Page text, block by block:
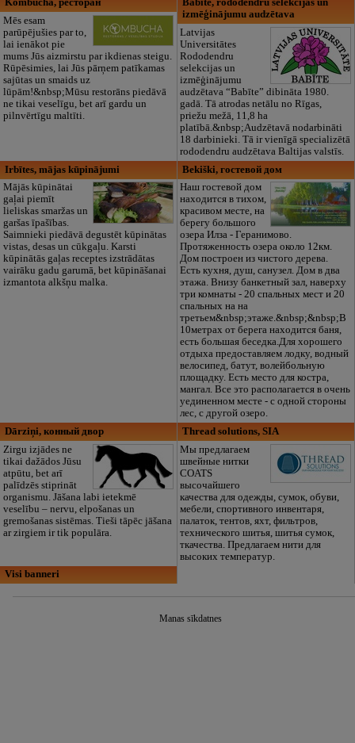
Kombucha, ресторан
Mēs esam
parūpējušies par to,
lai ienākot pie
mums Jūs aizmirstu par ikdienas steigu.
Rūpēsimies, lai Jūs pārņem patīkamas
sajūtas un smaids uz
lūpām!&nbsp;Mūsu restorāns piedāvā
ne tikai veselīgu, bet arī gardu un
pilnvērtīgu maltīti.
Babīte, rododendru selekcijas un
izmēģinājumu audzētava
Latvijas
Universitātes
Rododendru
selekcijas un
izmēģinājumu
audzētava “Babīte” dibināta 1980.
gadā. Tā atrodas netālu no Rīgas,
priežu mežā, 11,8 ha
platībā.&nbsp;Audzētavā nodarbināti
18 darbinieki. Tā ir vienīgā specializētā
rododendru audzētava Baltijas valstīs.
Irbītes, mājas kūpinājumi
Mājās kūpinātai
gaļai piemīt
lieliskas smaržas un
garšas īpašības.
Saimnieki piedāvā degustēt kūpinātas
vistas, desas un cūkgaļu. Karsti
kūpinātās gaļas receptes izstrādātas
vairāku gadu garumā, bet kūpināšanai
izmantota alkšņu malka.
Bekiški, гостевой дом
Наш гостевой дом
находится в тихом,
красивом месте, на
берегу большого
озера Илза - Геранимово.
Протяженность озера около 12км.
Дом построен из чистого дерева.
Есть кухня, душ, санузел. Дом в два
этажа. Внизу банкетный зал, наверху
три комнаты - 20 спальных мест и 20
спальных на на
третьем&nbsp;этаже.&nbsp;&nbsp;В
10метрах от берега находится баня,
есть большая беседка.Для хорошего
отдыха предоставляем лодку, водный
велосипед, батут, волейбольную
площадку. Есть место для костра,
мангал. Все это располагается в очень
уединенном месте - с одной стороны
лес, с другой озеро.
Dārziņi, конный двор
Zirgu izjādes ne
tikai dažādos Jūsu
atpūtu, bet arī
palīdzēs stiprināt
organismu. Jāšana labi ietekmē
veselību – nervu, elpošanas un
gremošanas sistēmas. Tieši tāpēc jāšana
ar zirgiem ir tik populāra.
Thread solutions, SIA
Мы предлагаем
швейные нитки
COATS
высочайшего
качества для одежды, сумок, обуви,
мебели, спортивного инвентаря,
палаток, тентов, яхт, фильтров,
технического шитья, шитья сумок,
ткачества. Предлагаем нити для
высоких температур.
Visi banneri
Manas sīkdatnes